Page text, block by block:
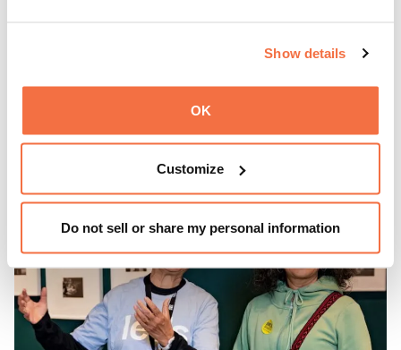
Show details
OK
Customize
Do not sell or share my personal information
每周五下午 5 点至 9 点，您可以与家人、朋友和社区成员
Grid）餐车，还可以凭博物馆门票在深夜参观我们的画廊和